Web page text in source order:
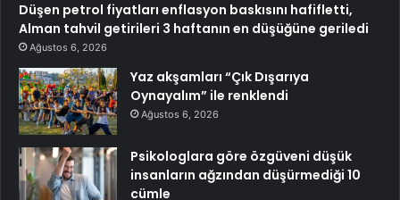
Düşen petrol fiyatları enflasyon baskısını hafifletti,
Alman tahvil getirileri 3 haftanın en düşüğüne geriledi
Ağustos 6, 2026
Yaz akşamları “Çık Dışarıya
Oynayalım” ile renklendi
Ağustos 6, 2026
Psikologlara göre özgüveni düşük
insanların ağzından düşürmediği 10
cümle